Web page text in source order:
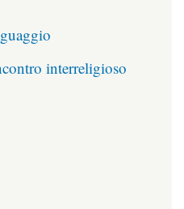
interreligioso